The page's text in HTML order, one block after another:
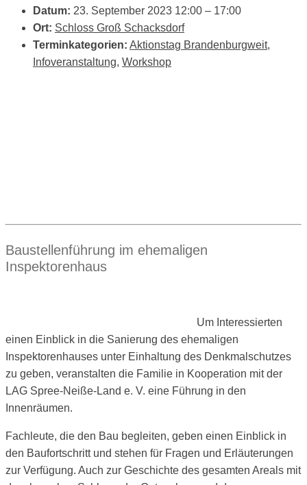
Datum: 23. September 2023 12:00 – 17:00
Ort: Schloss Groß Schacksdorf
Terminkategorien: Aktionstag Brandenburgweit,
Infoveranstaltung, Workshop
Baustellenführung im ehemaligen
Inspektorenhaus
Um Interessierten
einen Einblick in die Sanierung des ehemaligen
Inspektorenhauses unter Einhaltung des Denkmalschutzes
zu geben, veranstalten die Familie in Kooperation mit der
LAG Spree-Neiße-Land e. V. eine Führung in den
Innenräumen.
Fachleute, die den Bau begleiten, geben einen Einblick in
den Baufortschritt und stehen für Fragen und Erläuterungen
zur Verfügung. Auch zur Geschichte des gesamten Areals mit